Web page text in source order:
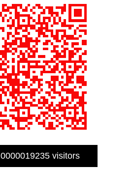
0000019235visitors